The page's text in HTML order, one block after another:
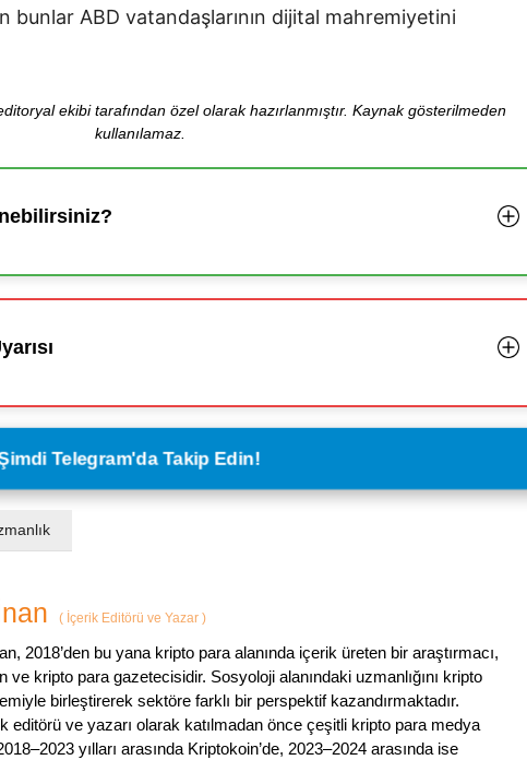
bunlar ABD vatandaşlarının dijital mahremiyetini
ekibi tarafından özel olarak hazırlanmıştır. Kaynak gösterilmeden
kullanılamaz.
Şimdi Telegram'da Takip Edin!
( İçerik Editörü ve Yazar )
2018’den bu yana kripto para alanında içerik üreten bir araştırmacı,
ve kripto para gazetecisidir. Sosyoloji alanındaki uzmanlığını kripto
birleştirerek sektöre farklı bir perspektif kazandırmaktadır.
editörü ve yazarı olarak katılmadan önce çeşitli kripto para medya
yılları arasında Kriptokoin’de, 2023–2024 arasında ise